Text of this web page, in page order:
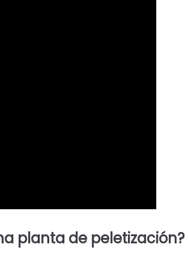
planta de peletización?